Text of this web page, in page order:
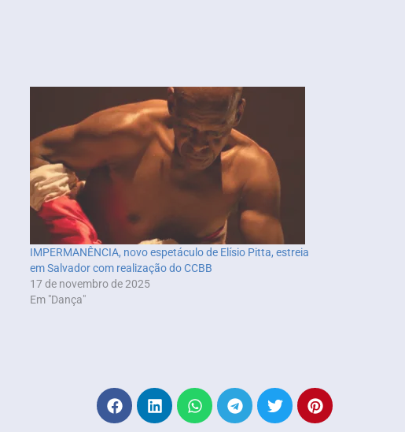
IMPERMANÊNCIA, novo espetáculo de Elísio Pitta, estreia
em Salvador com realização do CCBB
17 de novembro de 2025
Em "Dança"